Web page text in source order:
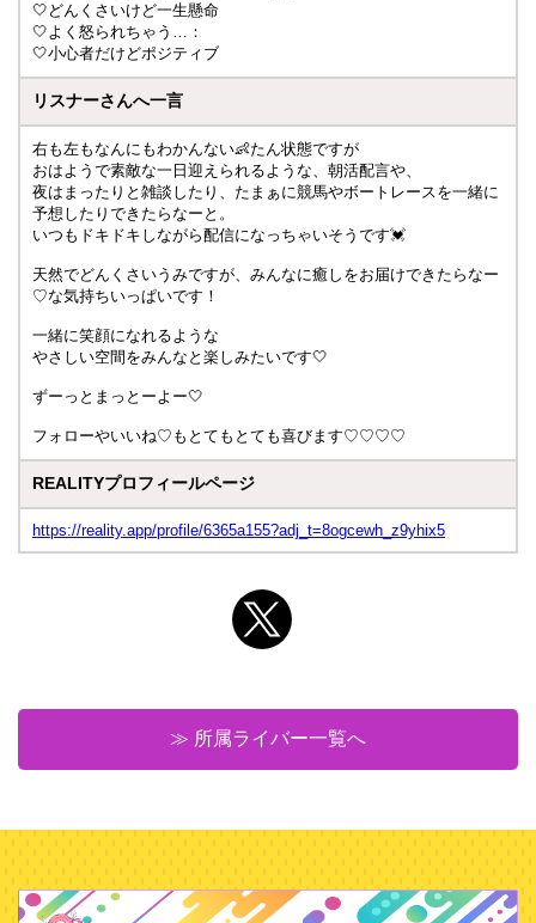
🤍どんくさいけど一生懸命
🤍よく怒られちゃう…：
🤍小心者だけどポジティブ
リスナーさんへ一言
右も左もなんにもわかんない👶たん状態ですが
おはようで素敵な一日迎えられるような、朝活配言や、
夜はまったりと雑談したり、たまぁに競馬やボートレースを一緒に
予想したりできたらなーと。
いつもドキドキしながら配信になっちゃいそうです💓
天然でどんくさいうみですが、みんなに癒しをお届けできたらなー
♡な気持ちいっぱいです！
一緒に笑顔になれるような
やさしい空間をみんなと楽しみたいです🤍
ずーっとまっとーよー🤍
フォローやいいね♡もとてもとても喜びます♡♡♡♡
REALITYプロフィールページ
https://reality.app/profile/6365a155?adj_t=8ogcewh_z9yhix5
≫ 所属ライバー一覧へ